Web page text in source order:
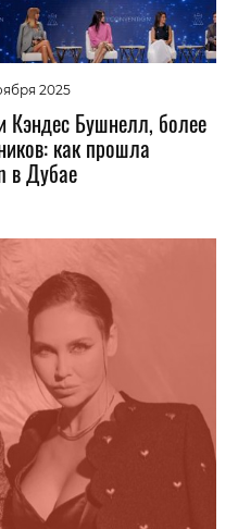
2025
Кэндес Бушнелл, более
как прошла
в Дубае